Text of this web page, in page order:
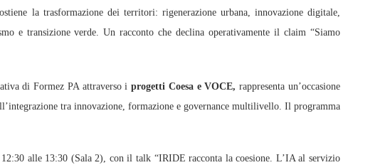
la trasformazione dei territori: rigenerazione urbana, innovazione digitale,
e transizione verde. Un racconto che declina operativamente il claim “Siamo
di Formez PA attraverso iprogetti Coesa e VOCE, rappresenta un’occasione
tra innovazione, formazione e governance multilivello. Il programma
alle 13:30 (Sala 2), con il talk “IRIDE racconta la coesione. L’IA al servizio